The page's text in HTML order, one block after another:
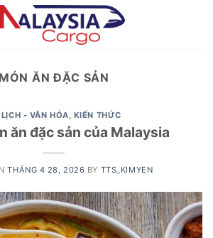
MÓN ĂN ĐẶC SẢN
- VĂN HÓA, KIẾN THỨC
ăn đặc sản của Malaysia
THÁNG 4 28, 2026 BY TTS_KIMYEN